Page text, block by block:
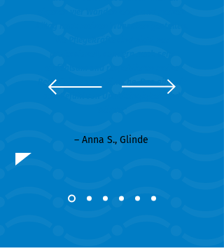
Bedürfnisse und Wünsche. Das gibt mir
das Gefühl von Unabhängigkeit und
– Anna S., Glinde